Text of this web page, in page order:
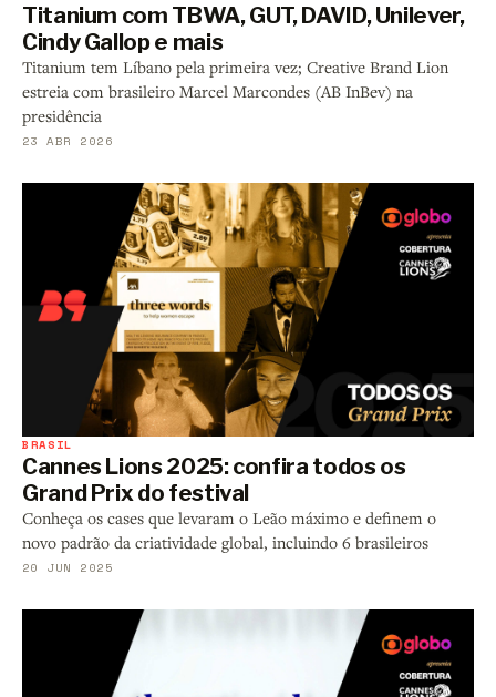
Titanium com TBWA, GUT, DAVID, Unilever,
Cindy Gallop e mais
Titanium tem Líbano pela primeira vez; Creative Brand Lion
estreia com brasileiro Marcel Marcondes (AB InBev) na
presidência
23 ABR 2026
BRASIL
Cannes Lions 2025: confira todos os
Grand Prix do festival
Conheça os cases que levaram o Leão máximo e definem o
novo padrão da criatividade global, incluindo 6 brasileiros
20 JUN 2025